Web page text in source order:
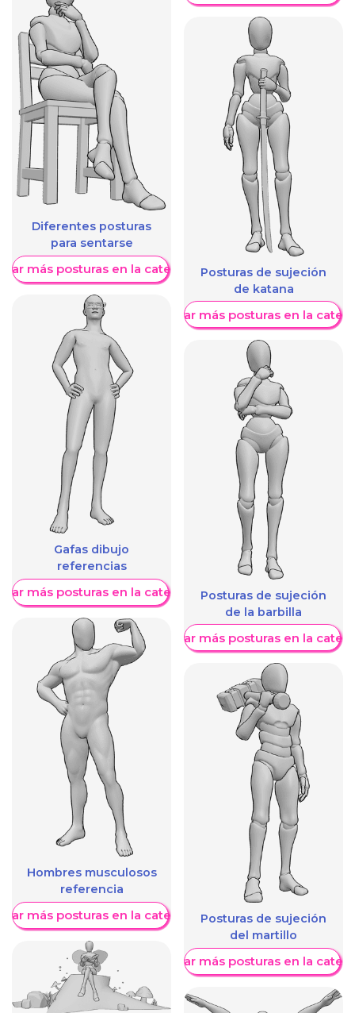
Diferentes posturas
para sentarse
más posturas en la categoría
Gafas dibujo
referencias
más posturas en la categoría
Hombres musculosos
referencia
más posturas en la categoría
Posturas de sujeción
de katana
Mostrar más posturas en la
Posturas de sujeción
de la barbilla
Mostrar más posturas en la
Posturas de sujeción
del martillo
Mostrar más posturas en la